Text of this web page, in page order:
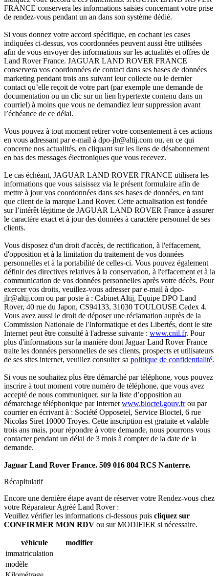
FRANCE conservera les informations saisies concernant votre prise
de rendez-vous pendant un an dans son système dédié.
Si vous donnez votre accord spécifique, en cochant les cases
indiquées ci-dessus, vos coordonnées peuvent aussi être utilisées
afin de vous envoyer des informations sur les actualités et offres de
Land Rover France. JAGUAR LAND ROVER FRANCE
conservera vos coordonnées de contact dans ses bases de données
marketing pendant trois ans suivant leur collecte ou le dernier
contact qu’elle reçoit de votre part (par exemple une demande de
documentation ou un clic sur un lien hypertexte contenu dans un
courriel) à moins que vous ne demandiez leur suppression avant
l’échéance de ce délai.
Vous pouvez à tout moment retirer votre consentement à ces actions
en vous adressant par e-mail à dpo-jlr@altij.com ou, en ce qui
concerne nos actualités, en cliquant sur les liens de désabonnement
en bas des messages électroniques que vous recevez.
Le cas échéant, JAGUAR LAND ROVER FRANCE utilisera les
informations que vous saisissez via le présent formulaire afin de
mettre à jour vos coordonnées dans ses bases de données, en tant
que client de la marque Land Rover. Cette actualisation est fondée
sur l’intérêt légitime de JAGUAR LAND ROVER France à assurer
le caractère exact et à jour des données à caractère personnel de ses
clients.
Vous disposez d'un droit d'accès, de rectification, à l'effacement,
d'opposition et à la limitation du traitement de vos données
personnelles et à la portabilité de celles-ci. Vous pouvez également
définir des directives relatives à la conservation, à l'effacement et à la
communication de vos données personnelles après votre décès. Pour
exercer vos droits, veuillez-vous adresser par e-mail à dpo-
jlr@altij.com ou par poste à : Cabinet Altij, Equipe DPO Land
Rover, 40 rue du Japon, CS94133, 31030 TOULOUSE Cedex 4.
Vous avez aussi le droit de déposer une réclamation auprès de la
Commission Nationale de l'Informatique et des Libertés, dont le site
Internet peut être consulté à l'adresse suivante : www.cnil.fr. Pour
plus d'informations sur la manière dont Jaguar Land Rover France
traite les données personnelles de ses clients, prospects et utilisateurs
de ses sites internet, veuillez consulter sa politique de confidentialité.
Si vous ne souhaitez plus être démarché par téléphone, vous pouvez
inscrire à tout moment votre numéro de téléphone, que vous avez
accepté de nous communiquer, sur la liste d’opposition au
démarchage téléphonique par Internet www.bloctel.gouv.frou par
courrier en écrivant à : Société Opposetel, Service Bloctel, 6 rue
Nicolas Siret 10000 Troyes. Cette inscription est gratuite et valable
trois ans mais, pour répondre à votre demande, nous pourrons vous
contacter pendant un délai de 3 mois à compter de la date de la
demande.
Jaguar Land Rover France. 509 016 804 RCS Nanterre.
Récapitulatif
Encore une dernière étape avant de réserver votre Rendez-vous chez
votre Réparateur Agréé Land Rover :
Veuillez vérifier les informations ci-dessous puis cliquez sur
CONFIRMER MON RDV ou sur MODIFIER si nécessaire.
véhicule
modifier
immatriculation
modèle